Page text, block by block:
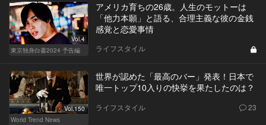
Vol.4
東京独身白書2024 予告編
アメリカ育ちの26歳。人生のモットーは
「他力本願」と語る、合理主義な彼の金銭
感覚と恋愛事情
ライフスタイル
Vol.150
World Trend News
世界が認めた「最高のバー」発表！日本で
唯一トップ10入りの快挙を果たしたのは？
ライフスタイル 23